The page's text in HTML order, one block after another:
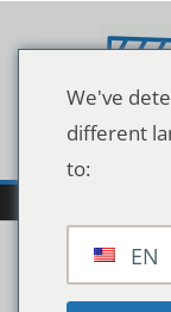
Inhalt
We've
different
to:
EN